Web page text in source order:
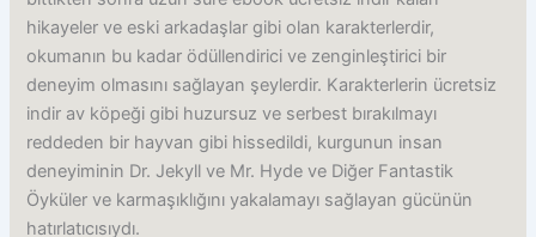
hikayeler ve eski arkadaşlar gibi olan karakterlerdir,
okumanın bu kadar ödüllendirici ve zenginleştirici bir
deneyim olmasını sağlayan şeylerdir. Karakterlerin ücretsiz
indir av köpeği gibi huzursuz ve serbest bırakılmayı
reddeden bir hayvan gibi hissedildi, kurgunun insan
deneyiminin Dr. Jekyll ve Mr. Hyde ve Diğer Fantastik
Öyküler ve karmaşıklığını yakalamayı sağlayan gücünün
hatırlatıcısıydı.